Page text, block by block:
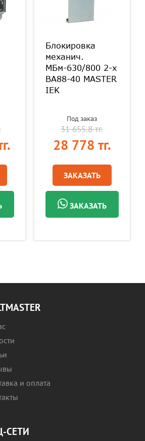
Блокировка
механич.
МБм-630/800 2-х
ВА88-40 MASTER
IEK
Под заказ
31 655.8 тг.
28 778 тг.
ЗАКАЗАТЬ
ЗАКАЗАТЬ
и оплата
СЕТИ